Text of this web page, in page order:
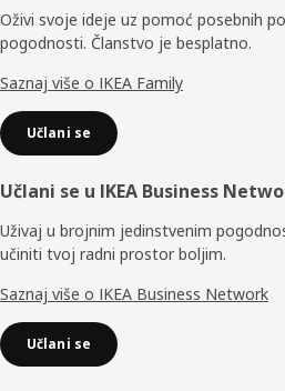
Oživi svoje ideje uz pomoć posebnih
pogodnosti. Članstvo je besplatno.
Saznaj više o IKEA Family
Učlani se
Učlani se u IKEA Business
Uživaj u brojnim jedinstvenim
učiniti tvoj radni prostor boljim.
Saznaj više o IKEA Business Network
Učlani se